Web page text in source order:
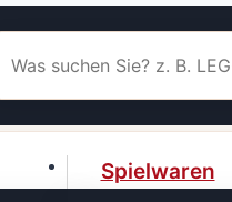
Spielwaren